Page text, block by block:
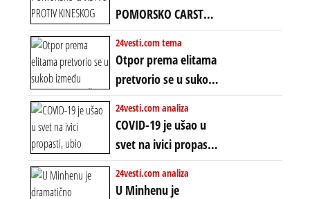
uvodi eru
energetskog haosa,
finansijskih
previranja i kolapsa
starog poretka
POMORSKO CARSTVO
PROTIV KINESKOG
KOPNENOG SVETA:
Rat u Iranu je rat za
globalne preferencije
24vesti.com tema
Otpor prema elitama
pretvorio se u sukob
između običnih ljudi:
ZAŠTO SE DEŠAVA
EKSTREMNA
POLARIZACIJA?
24vesti.com analiza
COVID-19 je ušao u
svet na ivici propasti,
ubio milione, ali je
spasao sistem
24vesti.com analiza
U Minhenu je